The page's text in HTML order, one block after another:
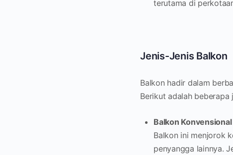
terutama di
Jenis-Jenis Balkon
Balkon hadir dalam
Berikut adalah beberapa
Balkon Konvensional
Balkon ini menjorok
penyangga lainnya.